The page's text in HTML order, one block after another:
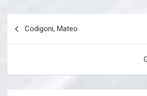
Codigoni, Mateo